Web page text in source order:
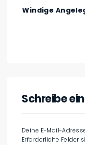
Windige
Schreibe
Deine E-Mail-
Erforderliche Felder